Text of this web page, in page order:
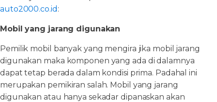
auto2000.co.id :
Mobil yang jarang digunakan
Pemilik mobil banyak yang mengira jika mobil jarang
digunakan maka komponen yang ada di dalamnya
dapat tetap berada dalam kondisi prima. Padahal ini
merupakan pemikiran salah. Mobil yang jarang
digunakan atau hanya sekadar dipanaskan akan